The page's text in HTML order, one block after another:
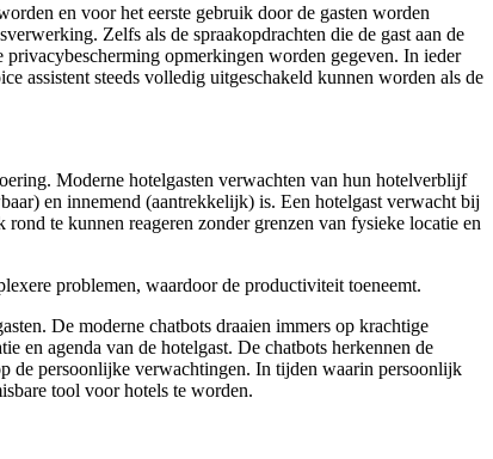
en voor het eerste gebruik door de gasten worden
Zelfs als de spraakopdrachten die de gast aan de
opmerkingen worden gegeven. In ieder
assistent steeds volledig uitgeschakeld kunnen worden als de
Moderne hotelgasten verwachten van hun hotelverblijf
en innemend (aantrekkelijk) is. Een hotelgast verwacht bij
te kunnen reageren zonder grenzen van fysieke locatie en
problemen, waardoor de productiviteit toeneemt.
De moderne chatbots draaien immers op krachtige
en agenda van de hotelgast. De chatbots herkennen de
de persoonlijke verwachtingen. In tijden waarin persoonlijk
tool voor hotels te worden.